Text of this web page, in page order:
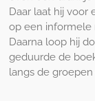
Daar laat hij voor
op een informele
Daarna loop hij
geduurde de
langs de